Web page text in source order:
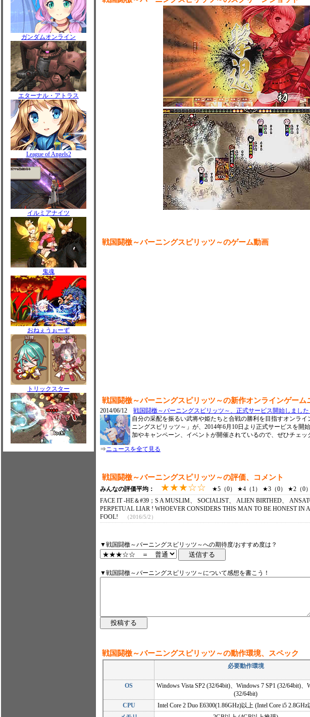
ガンダムオンライン
エターナル・アトラス
League of Angels2
イルミアナイツ
鬼魂
おねぇうぉーず
トリックスター
戦国闘檄～バーニングスピリッツ～のゲーム動画
戦国闘檄～バーニングスピリッツ～の新作オンラインゲーム
2014/06/12 戦国闘檄～バーニングスピリッツ～、正式サービス開始しました
自分の采配を振るい武将や姫たちと合戦の勝利を目指すオンライ
ニングスピリッツ～」が、2014年6月10日より正式サービスを開
加やキャンペーン、イベントが開催されているので、ぜひチェッ
⇒ニュースを全て見る
戦国闘檄～バーニングスピリッツ～の評価、コメント
みんなの評価平均： ★★★☆☆ ★5（0） ★4（1） ★3（0） ★2（0
FACE IT -HE＆#39；S A MUSLIM、 SOCIALIST、 ALIEN BIRTHED、
PERPETUAL LIAR ! WHOEVER CONSIDERS THIS MAN TO BE HONEST IN
FOOL!
（2016/5/2）
▼戦国闘檄～バーニングスピリッツ～への期待度/おすすめ度は？
▼戦国闘檄～バーニングスピリッツ～について感想を書こう！
戦国闘檄～バーニングスピリッツ～の動作環境、スペック
必要動作環境
OS
Windows Vista SP2 (32/64bit)、Windows 7 SP1 (32/64bit)、
(32/64bit)
CPU Intel Core 2 Duo E6300(1.86GHz)以上 (Intel Core i5